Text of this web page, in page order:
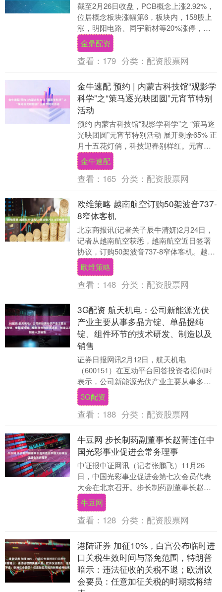
截至2月26日收盘，PCB概念上涨2.92%，
位居概念板块涨幅第6，板块内，158股上
涨，明阳电路、同宇新材等20%涨停，广
合科技、深南电路、大族激光等涨停，
德....
金鼎配资
查看： 179 分类： 配资股票网
金牛速配 预约 | 内蒙古科技馆“观影学
科学”之“策马逐光映团圆”元宵节特别
活动
预约 内蒙古科技馆“观影学科学”之 “策马逐
光映团圆”元宵节特别活动 展开剩余65% 正
月十五花灯俏，科技迎春别样红。元宵佳
节将至，内蒙古科技馆特效影院为大家
准....
金牛速配
查看： 165 分类： 配资股票网
欧维策略 越南航空订购50架波音737-
8窄体客机
北京商报讯(记者关子辰牛清妍)2月24日，
记者从越南航空获悉，越南航空近日签署
协议，订购50架波音737-8窄体客机。越南
航空计划于2030—2032年接收这批....
欧维策略
查看： 148 分类： 配资股票网
3G配资 航天机电：公司新能源光伏
产业主要从事多晶方锭、单晶提纯
锭、组件环节的技术研发、制造以及
销售
证券日报网讯2月12日，航天机电
（600151）在互动平台回答投资者提问时
表示，公司新能源光伏产业主要从事多晶
方锭、单晶提纯锭、组件环节的技术研
发、制造以及销售....
3G配资
查看： 188 分类： 配资股票网
牛豆网 步长制药副董事长赵菁连任中
国光彩事业促进会常务理事
中证报中证网讯（记者张鹏飞）11月26
日，中国光彩事业促进会第七次会员代表
大会在北京召开。步长制药副董事长赵菁
参加会议并连任中国光彩事业促进会常务
理事。 中国光....
牛豆网
查看： 128 分类： 配资股票网
港陆证券 加征10%，白宫公布临时进
口关税生效时间与豁免范围，特朗普
暗示：违法征收的关税不退；欧洲议
会要员：任意加征关税的时期或将结